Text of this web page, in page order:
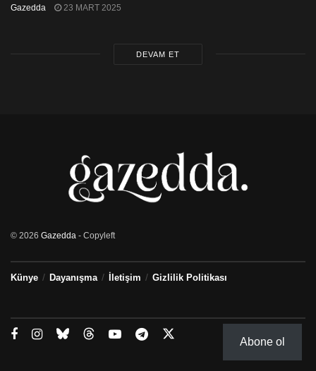
Gazedda 23 MART 2025
DEVAM ET
© 2026 Gazedda - Copyleft
Künye Dayanışma İletişim Gizlilik Politikası
Abone ol